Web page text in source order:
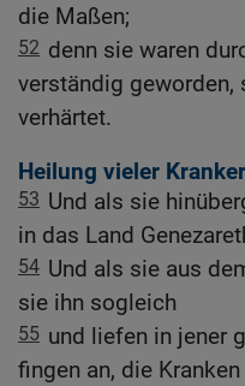
die Maßen;
52 denn sie waren
verständig geworden,
verhärtet.
Heilung vieler Kranker
53 Und als sie
in das Land
54 Und als sie aus
sie ihn sogleich
55 und liefen in jener
fingen an, die